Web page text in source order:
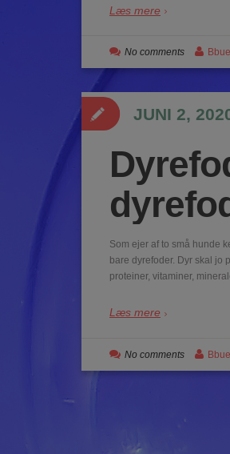
Læs mere
No comments Bbue
Som ejer af to små hunde
bare dyrefoder. Dyr skal jo
proteiner, vitaminer,
Læs mere
JUNI 2,
No comments Bbue